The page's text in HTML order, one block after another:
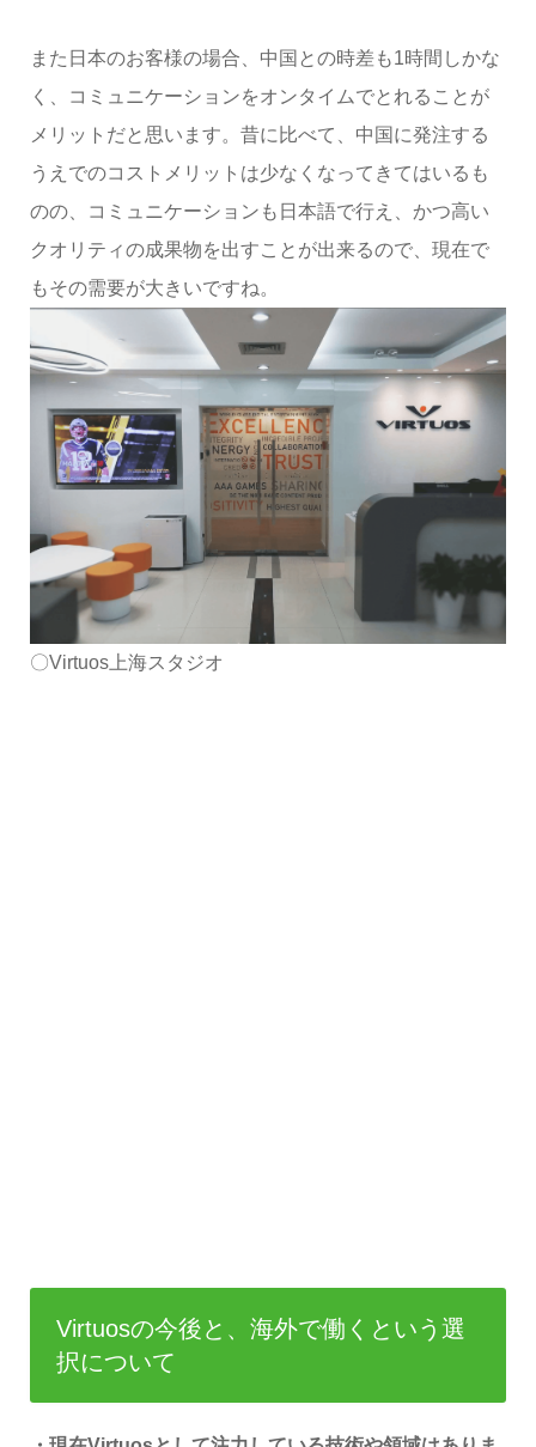
また日本のお客様の場合、中国との時差も1時間しかな
く、コミュニケーションをオンタイムでとれることが
メリットだと思います。昔に比べて、中国に発注する
うえでのコストメリットは少なくなってきてはいるも
のの、コミュニケーションも日本語で行え、かつ高い
クオリティの成果物を出すことが出来るので、現在で
もその需要が大きいですね。
〇Virtuos上海スタジオ
Virtuosの今後と、海外で働くという選
択について